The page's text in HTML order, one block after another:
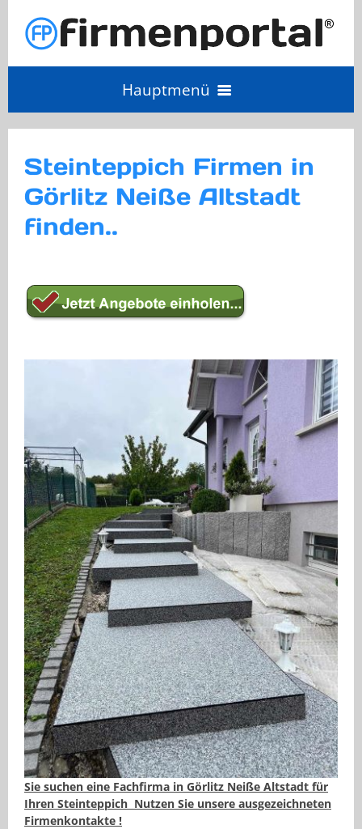
Hauptmenü
Anbieter Login
Steinteppich Firmen in
Görlitz Neiße Altstadt
finden..
Sie suchen eine Fachfirma in Görlitz Neiße Altstadt für
Ihren Steinteppich Nutzen Sie unsere ausgezeichneten
Firmenkontakte !